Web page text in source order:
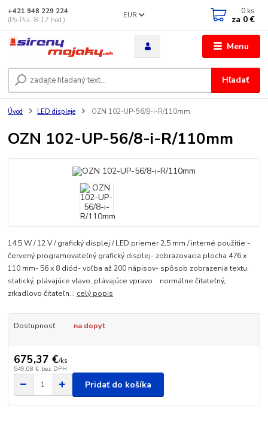
Menu
EUR
Hľadať
+421 948 229 224
(Po-Pia, 8-17 hod.)
0 ks
za 0 €
Úvod LED displeje OZN 102-UP-56/8-i-R/110mm
OZN 102-UP-56/8-i-R/110mm
14,5 W / 12 V / grafický displej / LED priemer 2,5 mm / interné použitie -
červený programovateľný grafický displej- zobrazovacia plocha 476 x
110 mm- 56 x 8 diód- voľba až 200 nápisov- spôsob zobrazenia textu:
statický, plávajúce vľavo, plávajúce vpravo normálne čitateľný,
zrkadlovo čitateľn... celý popis
Dostupnosť na dopyt
675,37 €/ks
549,08 € bez DPH
Pridať do košíka